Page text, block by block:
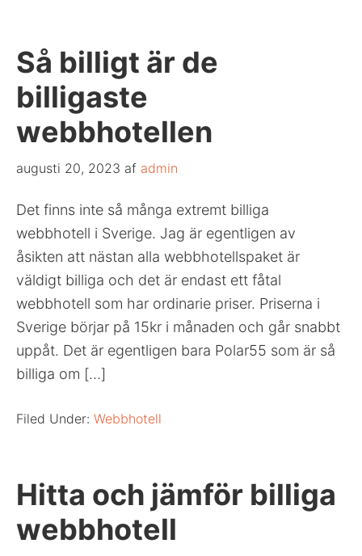
Så billigt är de
billigaste
webbhotellen
augusti 20, 2023 af admin
Det finns inte så många extremt billiga
webbhotell i Sverige. Jag är egentligen av
åsikten att nästan alla webbhotellspaket är
väldigt billiga och det är endast ett fåtal
webbhotell som har ordinarie priser. Priserna i
Sverige börjar på 15kr i månaden och går snabbt
uppåt. Det är egentligen bara Polar55 som är så
billiga om […]
Filed Under: Webbhotell
Hitta och jämför billiga
webbhotell